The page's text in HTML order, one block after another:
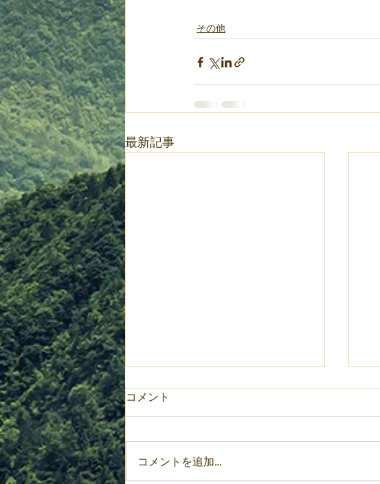
その他
最新記事
コメント
コメントを追加…